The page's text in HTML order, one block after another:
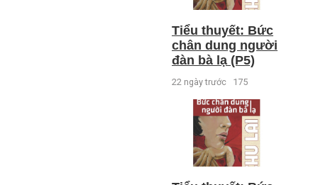
Tiểu thuyết: Bức
chân dung người
đàn bà lạ (P5)
22 ngày trước 175